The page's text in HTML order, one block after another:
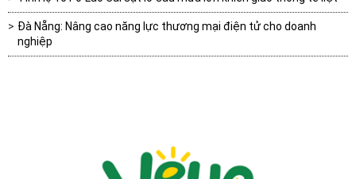
Đà Nẵng: Nâng cao năng lực thương mại điện tử cho doanh
nghiệp